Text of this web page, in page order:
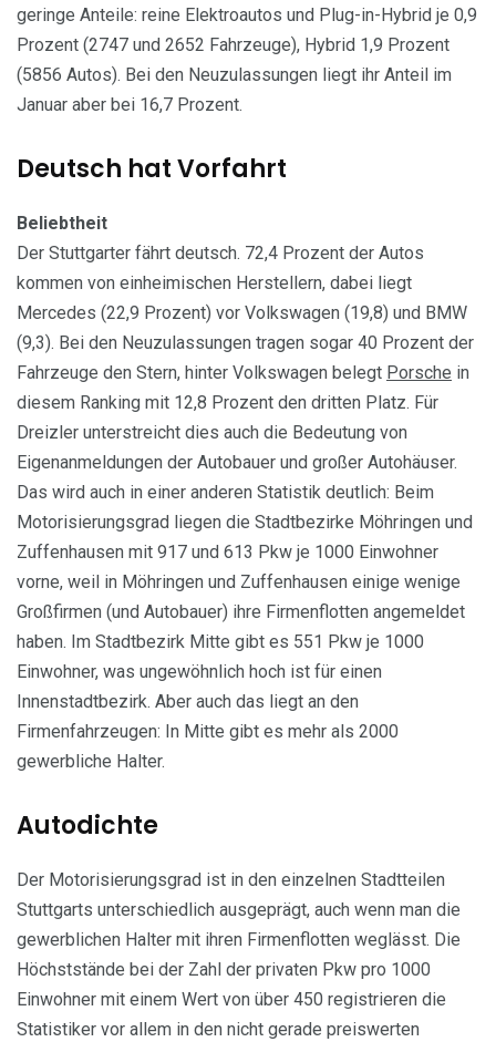
geringe Anteile: reine Elektroautos und Plug-in-Hybrid je 0,9
Prozent (2747 und 2652 Fahrzeuge), Hybrid 1,9 Prozent
(5856 Autos). Bei den Neuzulassungen liegt ihr Anteil im
Januar aber bei 16,7 Prozent.
Deutsch hat Vorfahrt
Beliebtheit
Der Stuttgarter fährt deutsch. 72,4 Prozent der Autos
kommen von einheimischen Herstellern, dabei liegt
Mercedes (22,9 Prozent) vor Volkswagen (19,8) und BMW
(9,3). Bei den Neuzulassungen tragen sogar 40 Prozent der
Fahrzeuge den Stern, hinter Volkswagen belegt Porsche in
diesem Ranking mit 12,8 Prozent den dritten Platz. Für
Dreizler unterstreicht dies auch die Bedeutung von
Eigenanmeldungen der Autobauer und großer Autohäuser.
Das wird auch in einer anderen Statistik deutlich: Beim
Motorisierungsgrad liegen die Stadtbezirke Möhringen und
Zuffenhausen mit 917 und 613 Pkw je 1000 Einwohner
vorne, weil in Möhringen und Zuffenhausen einige wenige
Großfirmen (und Autobauer) ihre Firmenflotten angemeldet
haben. Im Stadtbezirk Mitte gibt es 551 Pkw je 1000
Einwohner, was ungewöhnlich hoch ist für einen
Innenstadtbezirk. Aber auch das liegt an den
Firmenfahrzeugen: In Mitte gibt es mehr als 2000
gewerbliche Halter.
Autodichte
Der Motorisierungsgrad ist in den einzelnen Stadtteilen
Stuttgarts unterschiedlich ausgeprägt, auch wenn man die
gewerblichen Halter mit ihren Firmenflotten weglässt. Die
Höchststände bei der Zahl der privaten Pkw pro 1000
Einwohner mit einem Wert von über 450 registrieren die
Statistiker vor allem in den nicht gerade preiswerten